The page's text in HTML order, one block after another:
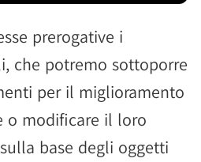
prerogative i
che potremo sottoporre
per il miglioramento
o modificare il loro
base degli oggetti